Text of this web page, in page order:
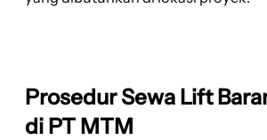
Prosedur Sewa Lift
di PT MTM